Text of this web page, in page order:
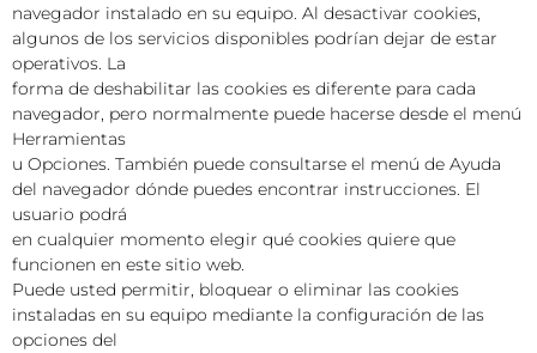
navegador instalado en su equipo. Al desactivar cookies,
algunos de los servicios disponibles podrían dejar de estar
operativos. La
forma de deshabilitar las cookies es diferente para cada
navegador, pero normalmente puede hacerse desde el menú
Herramientas
u Opciones. También puede consultarse el menú de Ayuda
del navegador dónde puedes encontrar instrucciones. El
usuario podrá
en cualquier momento elegir qué cookies quiere que
funcionen en este sitio web.
Puede usted permitir, bloquear o eliminar las cookies
instaladas en su equipo mediante la configuración de las
opciones del